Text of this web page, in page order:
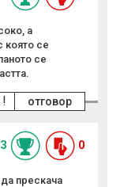
а
която се
се
отговор
!
3 0
прескача